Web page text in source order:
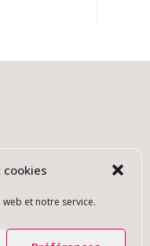
et notre service.